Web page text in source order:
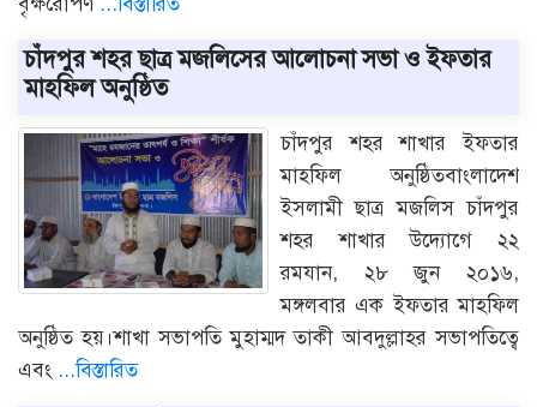
চাঁদপুর শহর ছাত্র মজলিসের আলোচনা সভা ও ইফতার
মাহফিল অনুষ্ঠিত
চাঁদপুর শহর শাখার ইফতার
মাহফিল অনুষ্ঠিতবাংলাদেশ
ইসলামী ছাত্র মজলিস চাঁদপুর
শহর শাখার উদ্যোগে ২২
রমযান, ২৮ জুন ২০১৬,
মঙ্গলবার এক ইফতার মাহফিল
অনুষ্ঠিত হয়।শাখা সভাপতি মুহাম্মদ তাকী আবদুল্লাহর সভাপতিত্বে
এবং ...বিস্তারিত